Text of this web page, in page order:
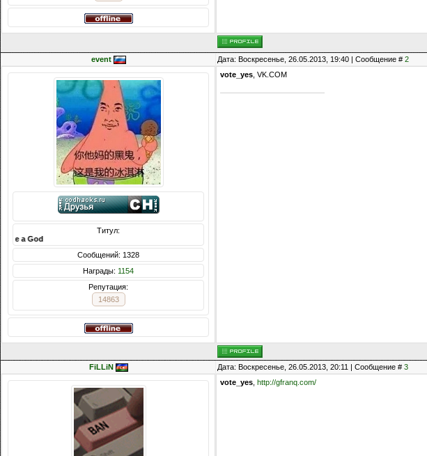
event Дата: Воскресенье, 26.05.2013, 19:40 | Сообщение # 2
Титул:
Сообщений: 1328
Награды: 1154
Репутация:
14863
vote_yes , VK.COM
FiLLiN Дата: Воскресенье, 26.05.2013, 20:11 | Сообщение # 3
vote_yes http://gfranq.com/